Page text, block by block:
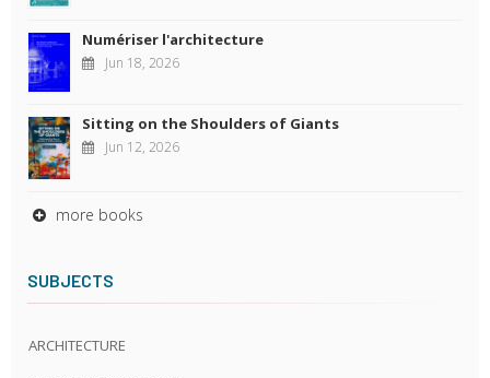
Numériser l'architecture
Jun 18, 2026
Sitting on the Shoulders of Giants
Jun 12, 2026
more books
SUBJECTS
ARCHITECTURE